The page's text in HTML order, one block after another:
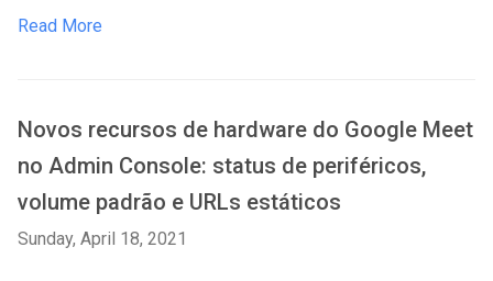
Read More
Novos recursos de hardware do Google Meet
no Admin Console: status de periféricos,
volume padrão e URLs estáticos
Sunday, April 18, 2021